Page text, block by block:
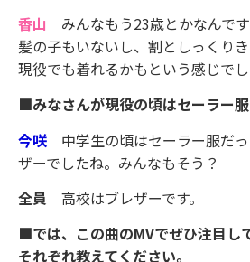
香山 みんなもう23歳とかなんで
髪の子もいないし、割としっくり
現役でも着れるかもという感じで
■みなさんが現役の頃はセーラー
今咲 中学生の頃はセーラー服だ
ザーでしたね。みんなもそう？
全員 高校はブレザーです。
■では、この曲のMVでぜひ注目し
それぞれ教えてください。